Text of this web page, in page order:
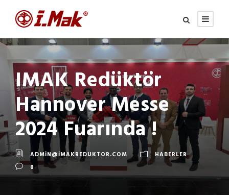
IMAK Redüktör
Hannover Messe
2024 Fuarında !
ADMIN@IMAKREDUKTOR.COM
HABERLER
0